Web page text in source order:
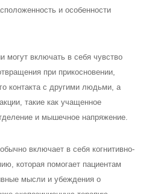
и особенности
могут включать в себя чувство
при прикосновении,
контакта с другими людьми, а
такие как учащенное
и мышечное напряжение.
включает в себя когнитивно-
которая помогает пациентам
мысли и убеждения о